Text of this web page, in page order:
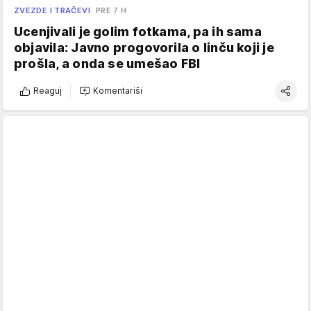
ZVEZDE I TRAČEVI PRE 7 H
Ucenjivali je golim fotkama, pa ih sama
objavila: Javno progovorila o linču koji je
prošla, a onda se umešao FBI
Reaguj Komentariši